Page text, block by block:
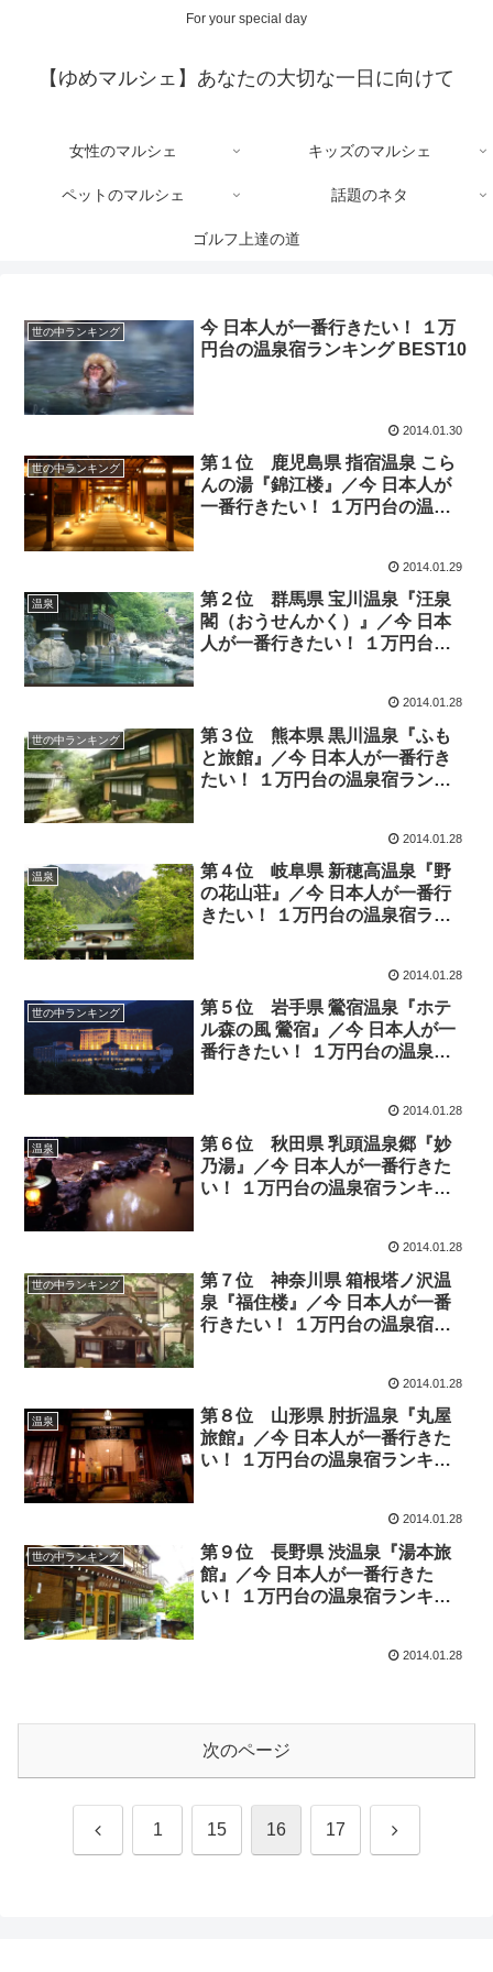
For your special day
【ゆめマルシェ】あなたの大切な一日に向けて
女性のマルシェ キッズのマルシェ
ペットのマルシェ 話題のネタ
ゴルフ上達の道
世の中ランキング
今 日本人が一番行きたい！ １万
円台の温泉宿ランキング BEST10
2014.01.30
世の中ランキング
第１位 鹿児島県 指宿温泉 こら
んの湯『錦江楼』／今 日本人が
一番行きたい！ １万円台の温泉
2014.01.29
温泉
第２位 群馬県 宝川温泉『汪泉
閣（おうせんかく）』／今 日本
人が一番行きたい！ １万円台の
2014.01.28
世の中ランキング
第３位 熊本県 黒川温泉『ふも
と旅館』／今 日本人が一番行き
たい！ １万円台の温泉宿ランキ
2014.01.28
温泉
第４位 岐阜県 新穂高温泉『野
の花山荘』／今 日本人が一番行
きたい！ １万円台の温泉宿ラン
2014.01.28
世の中ランキング
第５位 岩手県 鶯宿温泉『ホテ
ル森の風 鶯宿』／今 日本人が一
番行きたい！ １万円台の温泉宿
2014.01.28
温泉
第６位 秋田県 乳頭温泉郷『妙
乃湯』／今 日本人が一番行きた
い！ １万円台の温泉宿ランキン
2014.01.28
世の中ランキング
第７位 神奈川県 箱根塔ノ沢温
泉『福住楼』／今 日本人が一番
行きたい！ １万円台の温泉宿ラ
2014.01.28
温泉
第８位 山形県 肘折温泉『丸屋
旅館』／今 日本人が一番行きた
い！ １万円台の温泉宿ランキン
2014.01.28
世の中ランキング
第９位 長野県 渋温泉『湯本旅
館』／今 日本人が一番行きた
い！ １万円台の温泉宿ランキン
2014.01.28
次のページ
前 1 15 16 17 次